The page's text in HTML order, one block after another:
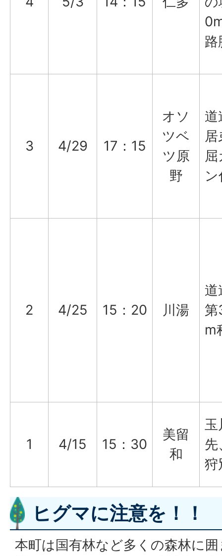
路
3 4/29 17：15
オソ
ツベ
ツ原
野
道
2 4/25 15：20 川湯
道
m
1 4/15 15：30
美留
和
先
狩
ヒグマに注意を！！
本町は国有林など多くの森林に